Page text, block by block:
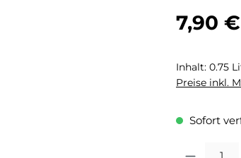
Regulärer
7,90 €
Inhalt: 0.75
Preise inkl.
Sofort
Produkt